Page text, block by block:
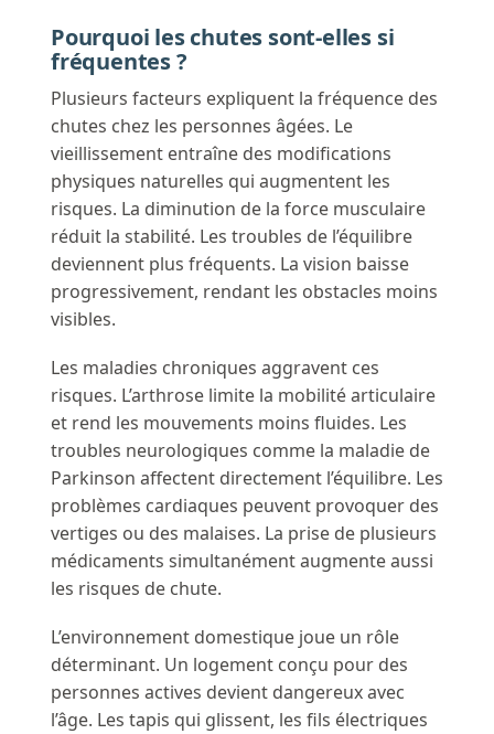
Pourquoi les chutes sont-elles si
fréquentes ?
Plusieurs facteurs expliquent la fréquence des
chutes chez les personnes âgées. Le
vieillissement entraîne des modifications
physiques naturelles qui augmentent les
risques. La diminution de la force musculaire
réduit la stabilité. Les troubles de l’équilibre
deviennent plus fréquents. La vision baisse
progressivement, rendant les obstacles moins
visibles.
Les maladies chroniques aggravent ces
risques. L’arthrose limite la mobilité articulaire
et rend les mouvements moins fluides. Les
troubles neurologiques comme la maladie de
Parkinson affectent directement l’équilibre. Les
problèmes cardiaques peuvent provoquer des
vertiges ou des malaises. La prise de plusieurs
médicaments simultanément augmente aussi
les risques de chute.
L’environnement domestique joue un rôle
déterminant. Un logement conçu pour des
personnes actives devient dangereux avec
l’âge. Les tapis qui glissent, les fils électriques